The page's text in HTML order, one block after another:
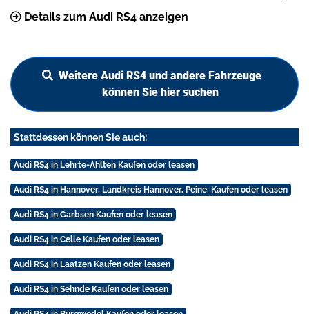
Details zum Audi RS4 anzeigen
Weitere Audi RS4 und andere Fahrzeuge
können Sie hier suchen
Stattdessen können Sie auch:
Audi RS4 in Lehrte-Ahlten Kaufen oder leasen
Audi RS4 in Hannover, Landkreis Hannover, Peine, Kaufen oder leasen
Audi RS4 in Garbsen Kaufen oder leasen
Audi RS4 in Celle Kaufen oder leasen
Audi RS4 in Laatzen Kaufen oder leasen
Audi RS4 in Sehnde Kaufen oder leasen